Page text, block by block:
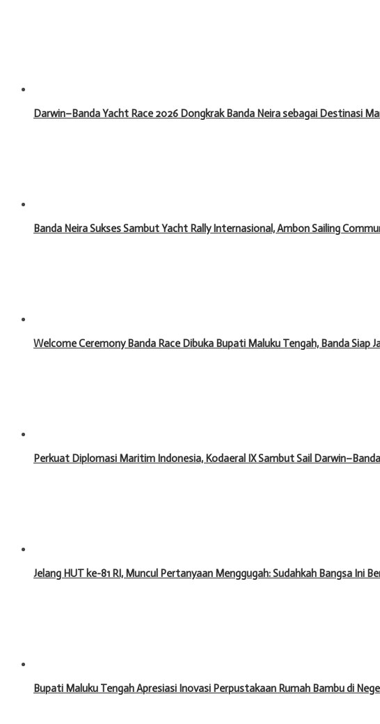
Darwin–Banda Yacht Race 2026 Dongkrak Banda Neira sebagai Destinasi
Banda Neira Sukses Sambut Yacht Rally Internasional, Ambon Sailing
Welcome Ceremony Banda Race Dibuka Bupati Maluku Tengah, Banda Siap
Perkuat Diplomasi Maritim Indonesia, Kodaeral IX Sambut Sail
Jelang HUT ke-81 RI, Muncul Pertanyaan Menggugah: Sudahkah Bangsa Ini
Bupati Maluku Tengah Apresiasi Inovasi Perpustakaan Rumah Bambu di